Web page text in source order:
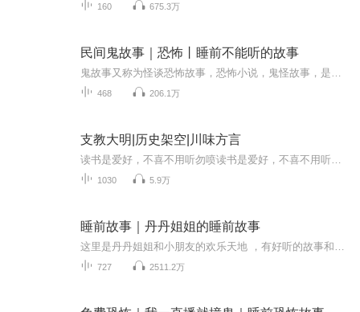
160 675.3万
民间鬼故事｜恐怖丨睡前不能听的故事
468 206.1万
支教大明|历史架空|川味方言
1030 5.9万
睡前故事｜丹丹姐姐的睡前故事
727 2511.2万